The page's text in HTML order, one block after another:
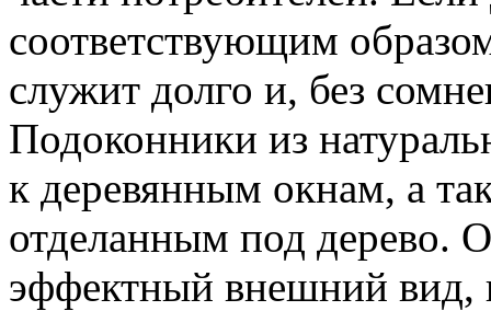
соответствующим
служит долго и, без
Подоконники из
к деревянным окнам, а
отделанным под дерево.
эффектный внешний вид,